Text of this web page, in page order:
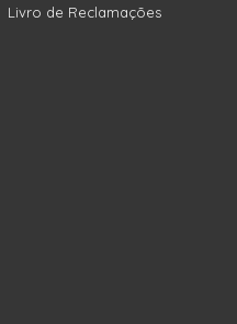
Livro de Reclamações